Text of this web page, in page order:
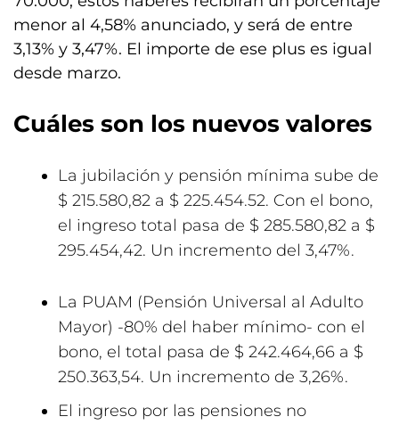
menor al 4,58% anunciado, y será de entre
3,13% y 3,47%. El importe de ese plus es igual
desde marzo.
Cuáles son los nuevos valores
La jubilación y pensión mínima sube de
$ 215.580,82 a $ 225.454.52. Con el bono,
el ingreso total pasa de $ 285.580,82 a $
295.454,42. Un incremento del 3,47%.
La PUAM (Pensión Universal al Adulto
Mayor) -80% del haber mínimo- con el
bono, el total pasa de $ 242.464,66 a $
250.363,54. Un incremento de 3,26%.
El ingreso por las pensiones no